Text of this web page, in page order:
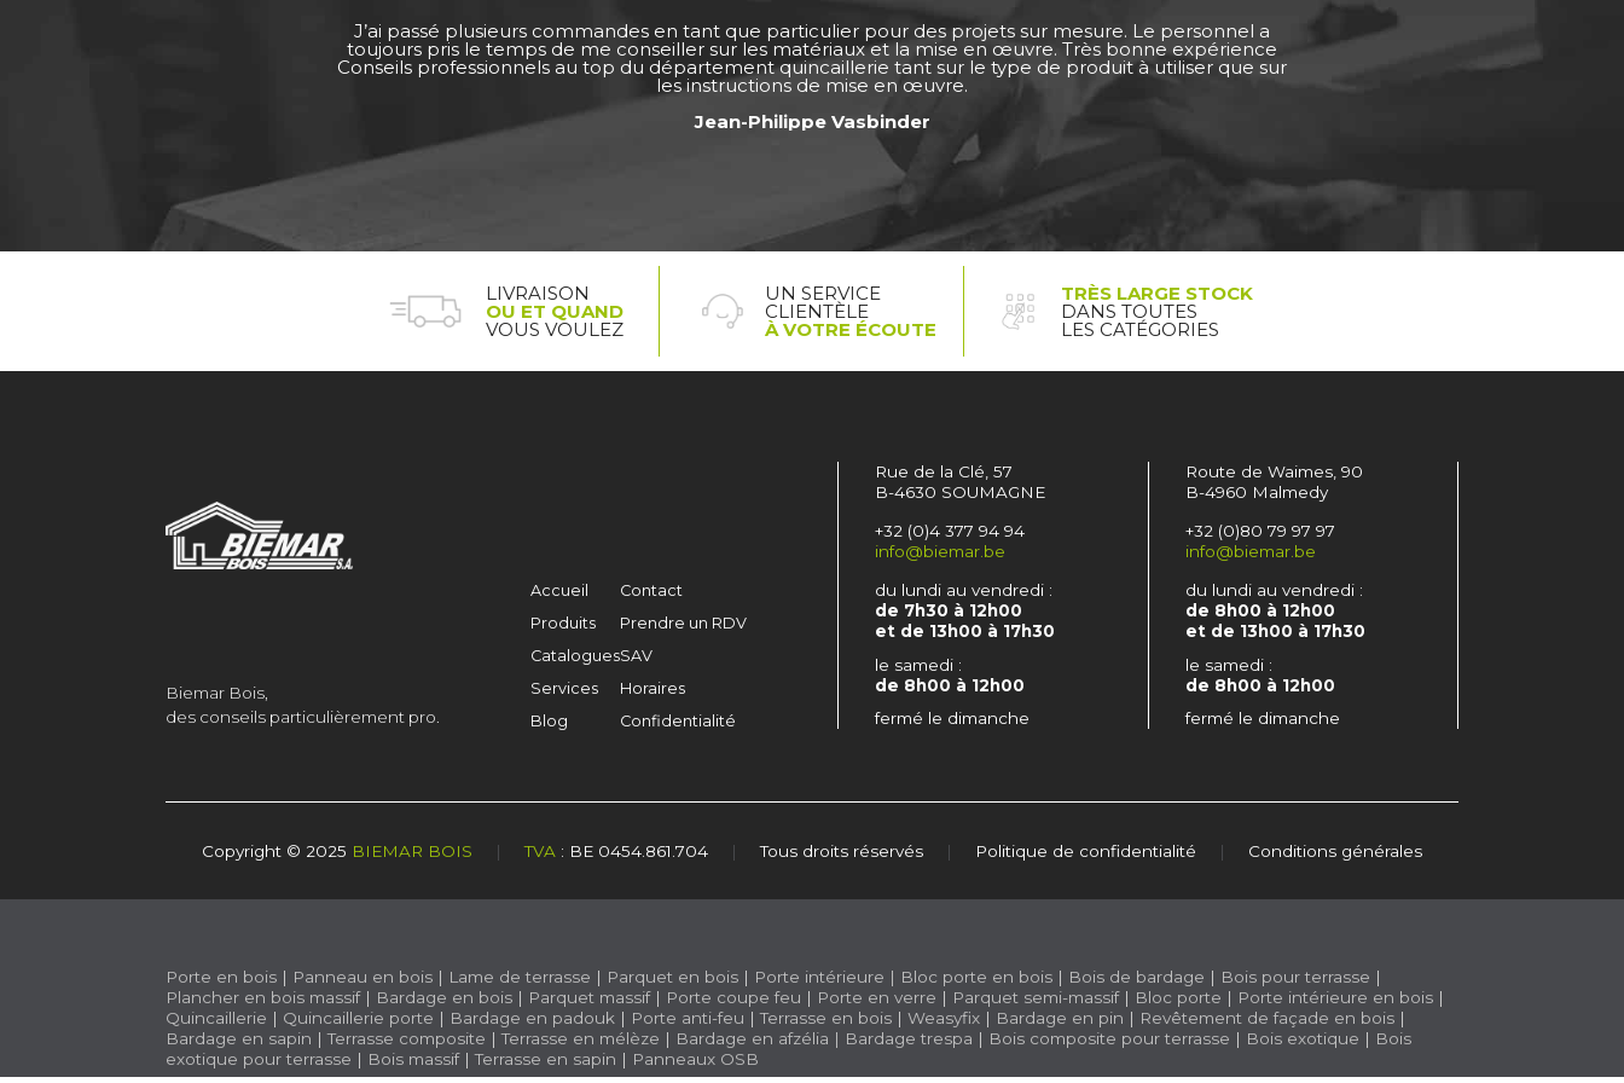
J’ai passé plusieurs commandes en tant que particulier pour des projets sur mesure. Le personnel a
toujours pris le temps de me conseiller sur les matériaux et la mise en œuvre. Très bonne expérience
Conseils professionnels au top du département quincaillerie tant sur le type de produit à utiliser que sur
les instructions de mise en œuvre.
Jean-Philippe Vasbinder
LIVRAISON
OU ET QUAND
VOUS VOULEZ
UN SERVICE
CLIENTÈLE
À VOTRE ÉCOUTE
TRÈS LARGE STOCK
DANS TOUTES
LES CATÉGORIES
Biemar Bois,
des conseils particulièrement pro.
Accueil
Produits
Catalogues
Services
Blog
Contact
Prendre un RDV
SAV
Horaires
Confidentialité
Rue de la Clé, 57
B-4630 SOUMAGNE
+32 (0)4 377 94 94
info@biemar.be
du lundi au vendredi :
de 7h30 à 12h00
et de 13h00 à 17h30
le samedi :
de 8h00 à 12h00
fermé le dimanche
Route de Waimes, 90
B-4960 Malmedy
+32 (0)80 79 97 97
info@biemar.be
du lundi au vendredi :
de 8h00 à 12h00
et de 13h00 à 17h30
le samedi :
de 8h00 à 12h00
fermé le dimanche
Copyright © 2025 BIEMAR BOIS | TVA : BE 0454.861.704 | Tous droits réservés | Politique de confidentialité | Conditions générales
Porte en bois | Panneau en bois | Lame de terrasse | Parquet en bois | Porte intérieure | Bloc porte en bois | Bois de bardage | Bois pour terrasse |
Plancher en bois massif| Bardage en bois | Parquet massif| Porte coupe feu | Porte en verre | Parquet semi-massif| Bloc porte | Porte intérieure en bois |
Quincaillerie | Quincaillerie porte | Bardage en padouk | Porte anti-feu |Terrasse en bois | Weasyfix | Bardage en pin | Revêtement de façade en bois |
Bardage en sapin |Terrasse composite |Terrasse en mélèze | Bardage en afzélia | Bardage trespa | Bois composite pour terrasse | Bois exotique | Bois
exotique pour terrasse | Bois massif|Terrasse en sapin | Panneaux OSB